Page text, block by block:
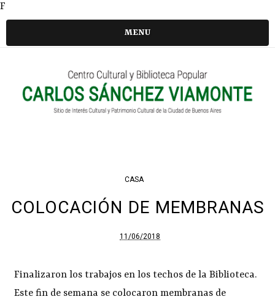
F
MENU
CASA
COLOCACIÓN DE MEMBRANAS
11/06/2018
Finalizaron los trabajos en los techos de la Biblioteca.
Este fin de semana se colocaron membranas de